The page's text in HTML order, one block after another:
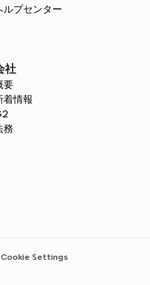
ルプセンター
社
要
着情報
務
Cookie Settings